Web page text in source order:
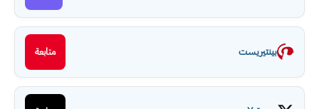
بينتيريست متابعة